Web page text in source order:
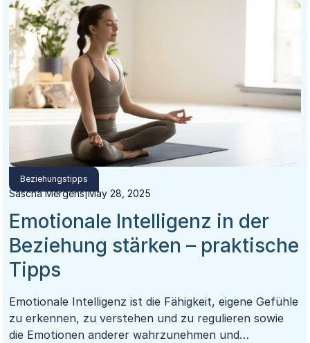
Strategien, um Streitgespräche zu entschärfen und
eure Kommunikation nachhaltig zu verbessern.
Beziehungstipps
Sascha Mergens|May 28, 2025
Emotionale Intelligenz in der
Beziehung stärken – praktische
Tipps
Emotionale Intelligenz ist die Fähigkeit, eigene Gefühle
zu erkennen, zu verstehen und zu regulieren sowie
die Emotionen anderer wahrzunehmen und